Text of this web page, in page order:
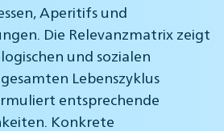
Aperitifs und
Die Relevanzmatrix zeigt
und sozialen
Lebenszyklus
entsprechende
Konkrete